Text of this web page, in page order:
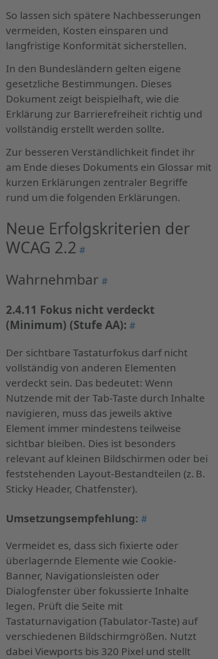
So lassen sich spätere Nachbesserungen
vermeiden, Kosten einsparen und
langfristige Konformität sicherstellen.
In den Bundesländern gelten eigene
gesetzliche Bestimmungen. Dieses
Dokument zeigt beispielhaft, wie die
Erklärung zur Barrierefreiheit richtig und
vollständig erstellt werden sollte.
Zur besseren Verständlichkeit findet ihr
am Ende dieses Dokuments ein Glossar mit
kurzen Erklärungen zentraler Begriffe
rund um die folgenden Erklärungen.
Neue Erfolgskriterien der
WCAG 2.2 Permalink
Erfolgskriterien
der
2.2"
#
Wahrnehmbar Permalink
#
2.4.11 Fokus nicht verdeckt
(Minimum) (Stufe AA): Permalink
Fokus
nicht
verdeckt
(Minimum)
(Stufe
AA):"
#
Der sichtbare Tastaturfokus darf nicht
vollständig von anderen Elementen
verdeckt sein. Das bedeutet: Wenn
Nutzende mit der Tab-Taste durch Inhalte
navigieren, muss das jeweils aktive
Element immer mindestens teilweise
sichtbar bleiben. Dies ist besonders
relevant auf kleinen Bildschirmen oder bei
feststehenden Layout-Bestandteilen (z. B.
Sticky Header, Chatfenster).
Umsetzungsempfehlung: Permalink
#
Vermeidet es, dass sich fixierte oder
überlagernde Elemente wie Cookie-
Banner, Navigationsleisten oder
Dialogfenster über fokussierte Inhalte
legen. Prüft die Seite mit
Tastaturnavigation (Tabulator-Taste) auf
verschiedenen Bildschirmgrößen. Nutzt
dabei Viewports bis 320 Pixel und stellt